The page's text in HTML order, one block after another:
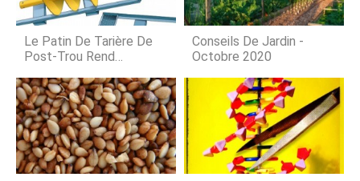
ou sur un microscope inversé (des
grossissements plus élevés sont
possibles). détails du produit Le
volume de la cellule est exact
Le Patin De Tarière De
Post-Trou Rend
Processus Rapide Et
Facile
Conseils De Jardin -
Octobre 2020